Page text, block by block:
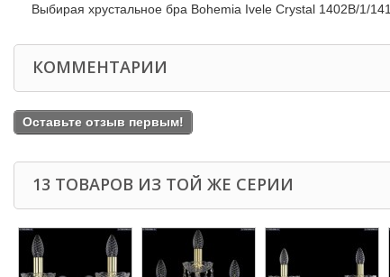
Выбирая хрустальное бра Bohemia Ivele Crystal 1402B/1/
КОММЕНТАРИИ
Оставьте отзыв первым!
13 ТОВАРОВ ИЗ ТОЙ ЖЕ СЕРИИ